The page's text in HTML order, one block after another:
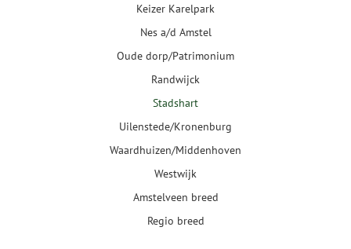
Keizer Karelpark
Nes a/d Amstel
Oude dorp/Patrimonium
Randwijck
Stadshart
Uilenstede/Kronenburg
Waardhuizen/Middenhoven
Westwijk
Amstelveen breed
Regio breed